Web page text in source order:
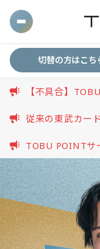
東
武
カ
ー
ド
メ
ニ
開
切替の方はこち
【不具合】
従来の東武カー
TOBU POINTサ
としたパスワー
新）